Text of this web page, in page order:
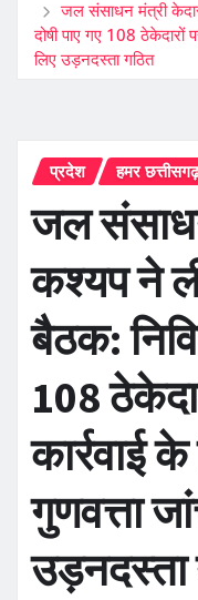
जल संसाधन मंत्री केदार
दोषी पाए गए 108 ठेकेदारों
लिए उड़नदस्ता गठित
प्रदेश हमर छत्तीसगढ़
जल
कश्यप ने
बैठक:
108
कार्रवाई के
गुणवत्ता
उड़नदस्ता